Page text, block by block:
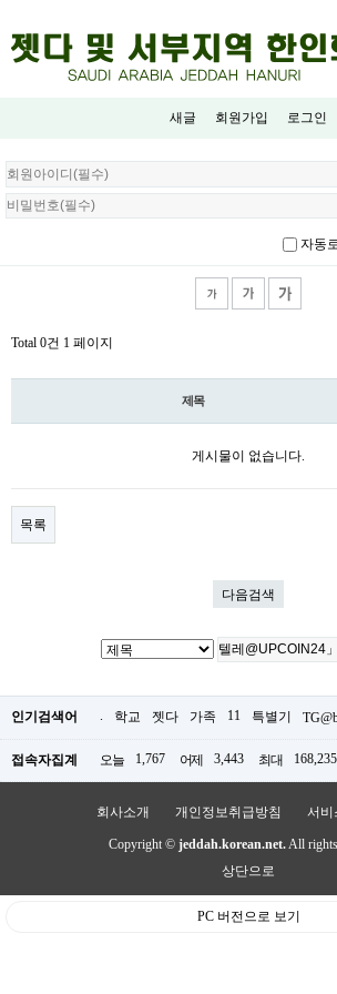
새글 회원가입 로그인
회
원
로
자동
Total 0건 1 페이지
제목
게시물이 없습니다.
목록
다음검색
인기검색어 . 학교 젯다 가족 11 특별기
접속자집계 오늘 1,767 어제 3,443 최대 168,235
회사소개 개인정보취급방침 서비
Copyright © jeddah.korean.net.All rights
상단으로
PC 버전으로 보기